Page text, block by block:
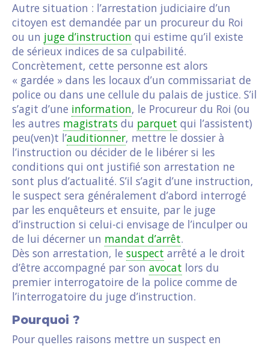
Autre situation : l’arrestation judiciaire d’un
citoyen est demandée par un procureur du Roi
ou un juge d’instruction qui estime qu’il existe
de sérieux indices de sa culpabilité.
Concrètement, cette personne est alors
« gardée » dans les locaux d’un commissariat de
police ou dans une cellule du palais de justice. S’il
s’agit d’une information, le Procureur du Roi (ou
les autres magistrats du parquet qui l’assistent)
peu(ven)t l’auditionner, mettre le dossier à
l’instruction ou décider de le libérer si les
conditions qui ont justifié son arrestation ne
sont plus d’actualité. S’il s’agit d’une instruction,
le suspect sera généralement d’abord interrogé
par les enquêteurs et ensuite, par le juge
d’instruction si celui-ci envisage de l’inculper ou
de lui décerner un mandat d’arrêt.
Dès son arrestation, le suspect arrêté a le droit
d’être accompagné par son avocat lors du
premier interrogatoire de la police comme de
l’interrogatoire du juge d’instruction.
Pourquoi ?
Pour quelles raisons mettre un suspect en